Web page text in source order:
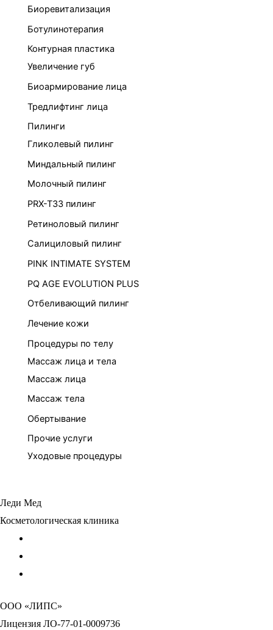
Биоревитализация
Ботулинотерапия
Контурная пластика
Увеличение губ
Биоармирование лица
Тредлифтинг лица
Пилинги
Гликолевый пилинг
Миндальный пилинг
Молочный пилинг
PRX-T33 пилинг
Ретиноловый пилинг
Салициловый пилинг
PINK INTIMATE SYSTEM
PQ AGE EVOLUTION PLUS
Отбеливающий пилинг
Лечение кожи
Процедуры по телу
Массаж лица и тела
Массаж лица
Массаж тела
Обертывание
Прочие услуги
Уходовые процедуры
Леди Мед
Косметологическая клиника
ООО «ЛИПС»
Лицензия ЛО-77-01-0009736